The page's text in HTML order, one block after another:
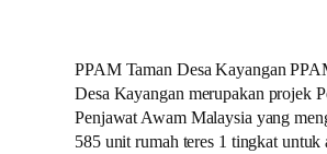
PPAM Taman Desa Kayangan
Desa Kayangan merupakan projek
Penjawat Awam Malaysia yang
585 unit rumah teres 1 tingkat